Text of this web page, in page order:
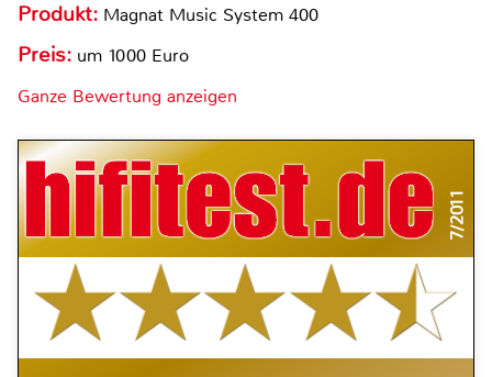
Produkt: Magnat Music System 400
Preis: um 1000 Euro
Ganze Bewertung anzeigen
7/2011